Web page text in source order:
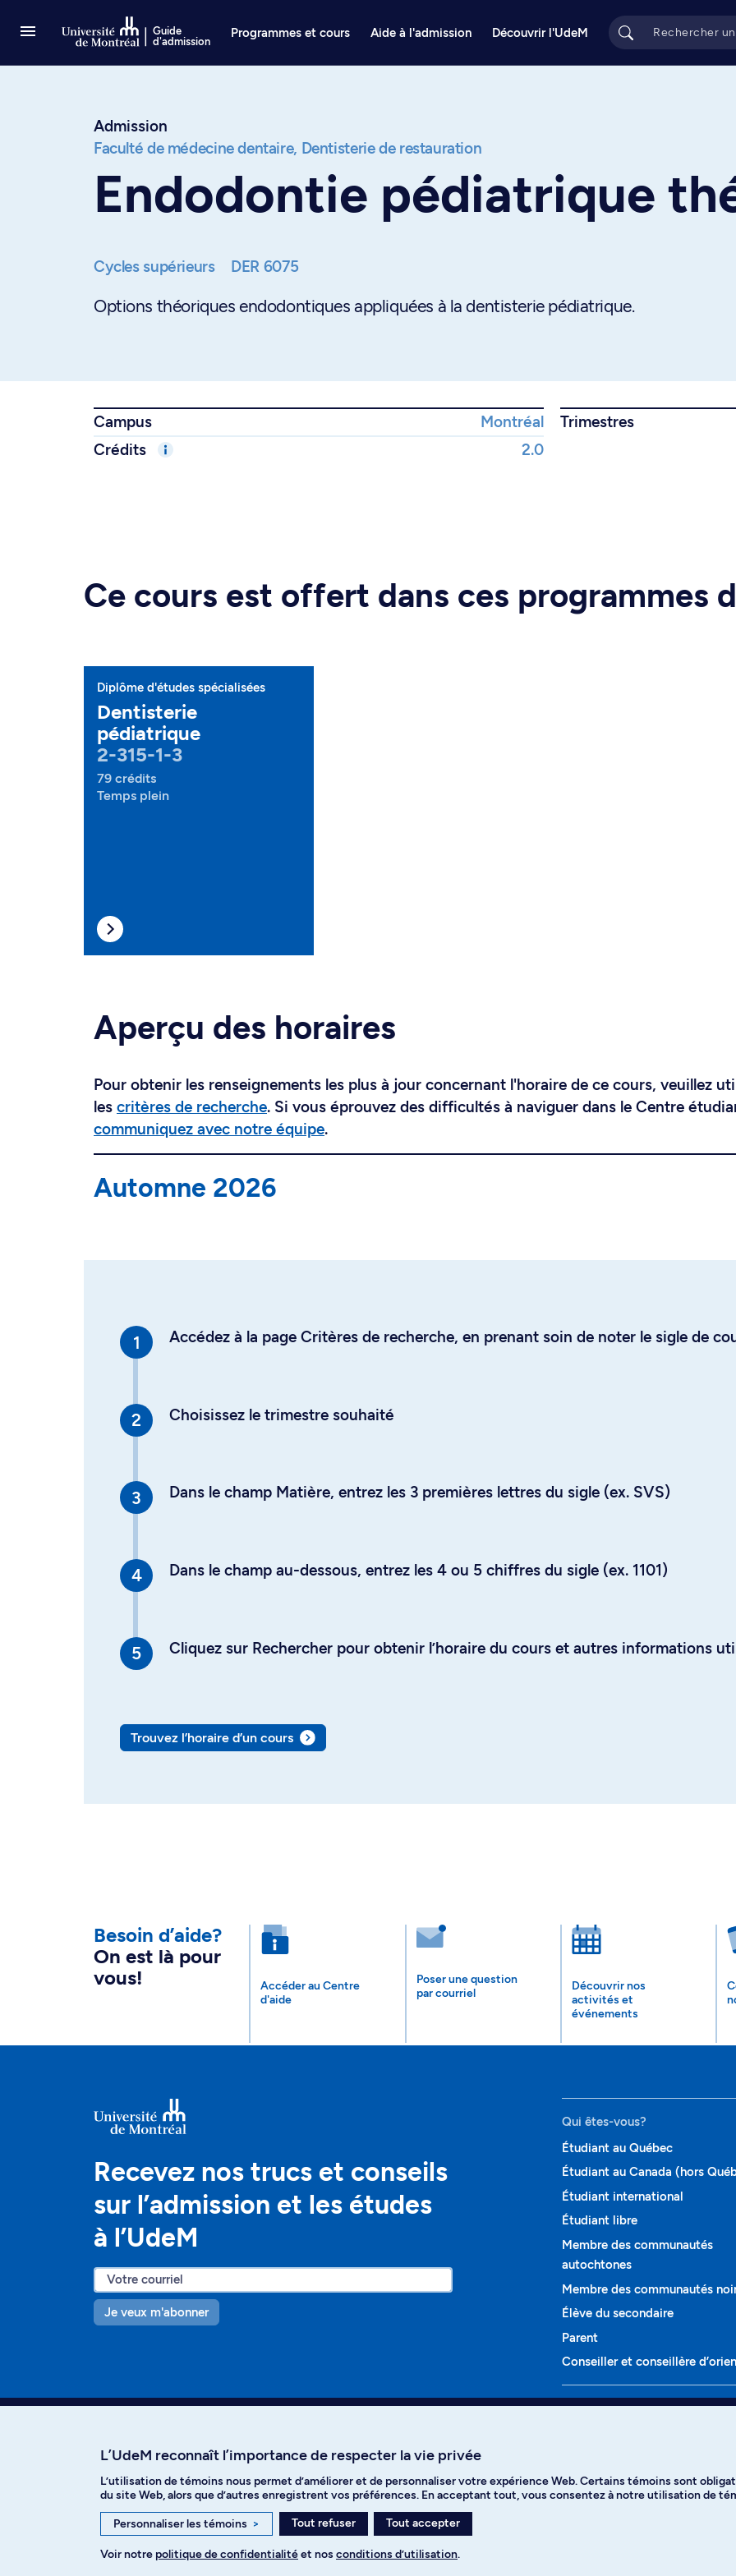
Guide
d'admission
Programmes et cours Aide à l'admission Découvrir l'UdeM
Admission
Faculté de médecine dentaire, Dentisterie de restauration
Endodontie pédiatrique
Cycles supérieurs DER 6075
Options théoriques endodontiques appliquées à la dentisterie pédiatrique.
Campus Montréal
Trimestres
Crédits
2.0
Ce cours est offert dans ces programmes
Diplôme d'études spécialisées
Dentisterie
pédiatrique
2-315-1-3
79 crédits
Temps plein
Aperçu des horaires
Pour obtenir les renseignements les plus à jour concernant l'horaire de ce cours, veuillez
les critères de recherche. Si vous éprouvez des difficultés à naviguer dans le Centre
communiquez avec notre équipe.
Automne 2026
Accédez à la page Critères de recherche, en prenant soin de noter le sigle de
Choisissez le trimestre souhaité
Dans le champ Matière, entrez les 3 premières lettres du sigle (ex. SVS)
Dans le champ au-dessous, entrez les 4 ou 5 chiffres du sigle (ex. 1101)
Cliquez sur Rechercher pour obtenir l’horaire du cours et autres informations
Trouvez l’horaire d’un cours
Besoin d’aide?
On est là pour
vous!
Accéder au Centre
d'aide
Poser une question
par courriel
Découvrir nos
activités et
événements
Recevez nos trucs et conseils
sur l’admission et les études
à l’UdeM
Je veux m'abonner
Qui êtes-vous?
Étudiant au Québec
Étudiant au Canada (hors
Étudiant international
Étudiant libre
Membre des communautés
autochtones
Membre des communautés
Élève du secondaire
Parent
Conseiller et conseillère
Programmes et cours
Facebook Instagram TikTok YouTube Spotify
Politique de confidentialité Paramètres des témoins
L’UdeM reconnaît l’importance de respecter la vie privée
L’utilisation de témoins nous permet d’améliorer et de personnaliser votre expérience Web. Certains témoins sont
du site Web, alors que d’autres enregistrent vos préférences. En acceptant tout, vous consentez à notre utilisation de
Personnaliser les témoins > Tout refuser Tout accepter
Voir notre politique de confidentialitéet nos conditions d’utilisation.